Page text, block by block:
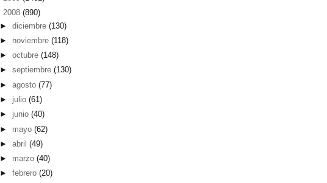
2008 (890)
►diciembre(130)
► noviembre(118)
►octubre(148)
►septiembre(130)
►agosto(77)
► julio(61)
► junio(40)
► mayo(62)
►abril(49)
► marzo(40)
►febrero(20)